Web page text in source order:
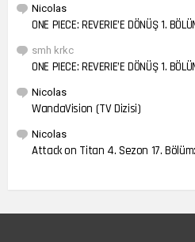
Nicolas
ONE PIECE: REVERIE’E DÖNÜŞ 1.
smh krkc
ONE PIECE: REVERIE’E DÖNÜŞ 1.
Nicolas
WandaVision (TV Dizisi)
Nicolas
Attack on Titan 4. Sezon 17.